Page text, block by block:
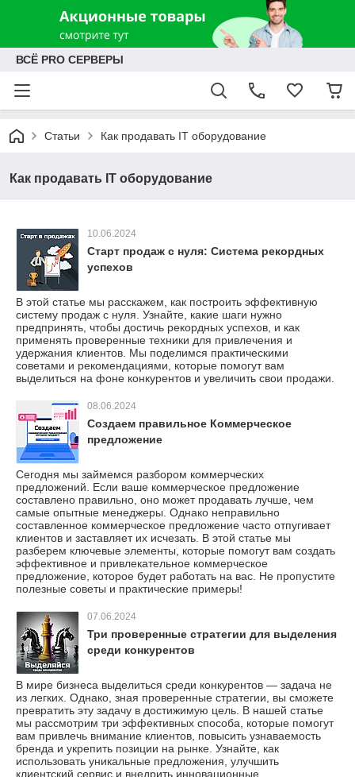
ВСЁ PRO СЕРВЕРЫ
Статьи Как продавать IT оборудование
Как продавать IT оборудование
10.06.2024
Старт продаж с нуля: Система рекордных
успехов
В этой статье мы расскажем, как построить эффективную
систему продаж с нуля. Узнайте, какие шаги нужно
предпринять, чтобы достичь рекордных успехов, и как
применять проверенные техники для привлечения и
удержания клиентов. Мы поделимся практическими
советами и рекомендациями, которые помогут вам
выделиться на фоне конкурентов и увеличить свои продажи.
08.06.2024
Создаем правильное Коммерческое
предложение
Сегодня мы займемся разбором коммерческих
предложений. Если ваше коммерческое предложение
составлено правильно, оно может продавать лучше, чем
самые опытные менеджеры. Однако неправильно
составленное коммерческое предложение часто отпугивает
клиентов и заставляет их исчезать. В этой статье мы
разберем ключевые элементы, которые помогут вам создать
эффективное и привлекательное коммерческое
предложение, которое будет работать на вас. Не пропустите
полезные советы и практические примеры!
07.06.2024
Три проверенные стратегии для выделения
среди конкурентов
В мире бизнеса выделиться среди конкурентов — задача не
из легких. Однако, зная проверенные стратегии, вы сможете
превратить эту задачу в достижимую цель. В нашей статье
мы рассмотрим три эффективных способа, которые помогут
вам привлечь внимание клиентов, повысить узнаваемость
бренда и укрепить позиции на рынке. Узнайте, как
использовать уникальные предложения, улучшить
клиентский сервис и внедрить инновационные